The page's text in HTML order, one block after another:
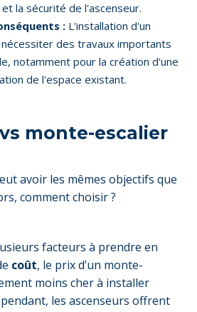
la sécurité de l'ascenseur.
: L'installation d'un
des travaux importants
notamment pour la création d'une
de l'espace existant.
monte-escalier
avoir les mêmes objectifs que
comment choisir ?
facteurs à prendre en
coût, le prix d’un monte-
moins cher à installer
les ascenseurs offrent